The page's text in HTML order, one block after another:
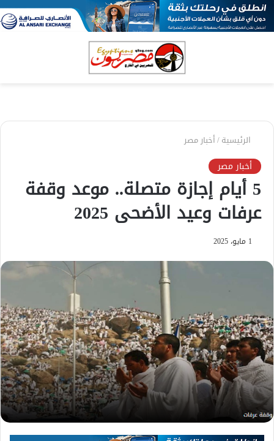
الرئيسية/أخبار مصر
أخبار مصر
5 أيام إجازة متصلة.. موعد وقفة
عرفات وعيد الأضحى 2025
1 مايو، 2025